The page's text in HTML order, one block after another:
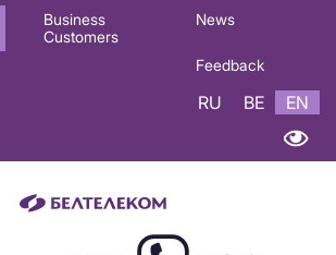
Business
Customers
News
Feedback
RU BE EN